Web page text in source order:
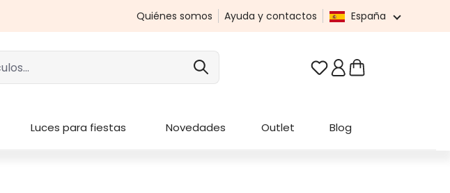
Quiénes somos Ayuda y contactos España
Tienes 0 artículos en
Luces para fiestas Novedades Outlet Blog